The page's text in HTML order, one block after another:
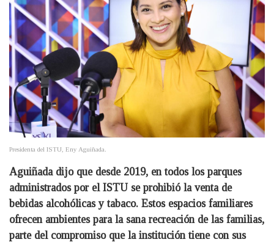
Presidenta del ISTU, Eny Aguiñada.
Aguiñada dijo que desde 2019, en todos los parques
administrados por el ISTU se prohibió la venta de
bebidas alcohólicas y tabaco. Estos espacios familiares
ofrecen ambientes para la sana recreación de las familias,
parte del compromiso que la institución tiene con sus